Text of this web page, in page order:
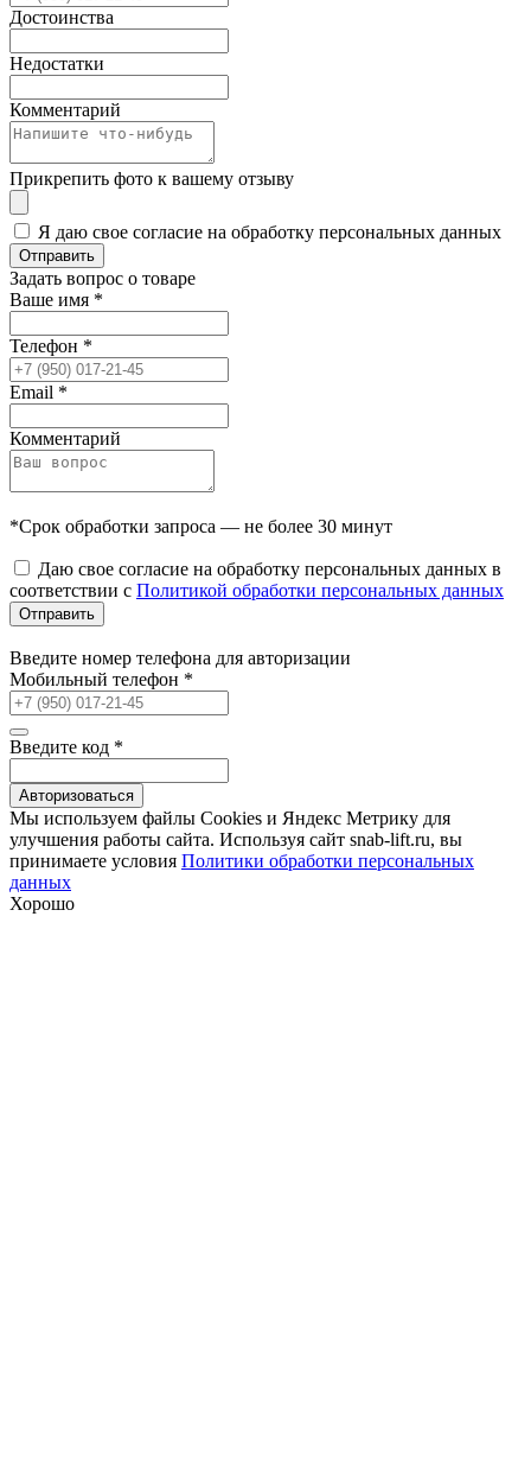
Достоинства
Недостатки
Комментарий
Прикрепить фото к вашему отзыву
Я даю свое согласие на обработку персональных данных
Отправить
Задать вопрос о товаре
Ваше имя *
Телефон *
Email *
Комментарий
*Срок обработки запроса — не более 30 минут
Даю свое согласие на обработку персональных данных в
соответствии с Политикой обработки персональных данных
Отправить
Введите номер телефона для авторизации
Мобильный телефон *
Введите код *
Авторизоваться
Мы используем файлы Сookies и Яндекс Метрику для
улучшения работы сайта. Используя сайт snab-lift.ru, вы
принимаете условия Политики обработки персональных
данных
Хорошо